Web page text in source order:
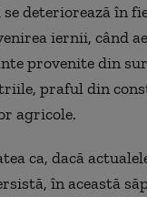
deteriorează în
iernii, când
provenite din
praful din
agricole.
ca, dacă
în această